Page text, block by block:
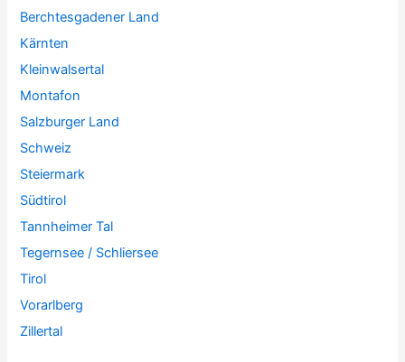
Berchtesgadener Land
Kärnten
Kleinwalsertal
Montafon
Salzburger Land
Schweiz
Steiermark
Südtirol
Tannheimer Tal
Tegernsee / Schliersee
Tirol
Vorarlberg
Zillertal